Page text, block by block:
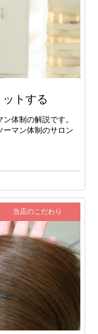
トする
体制の解説です。
ーマン体制のサロン
当店のこだわり